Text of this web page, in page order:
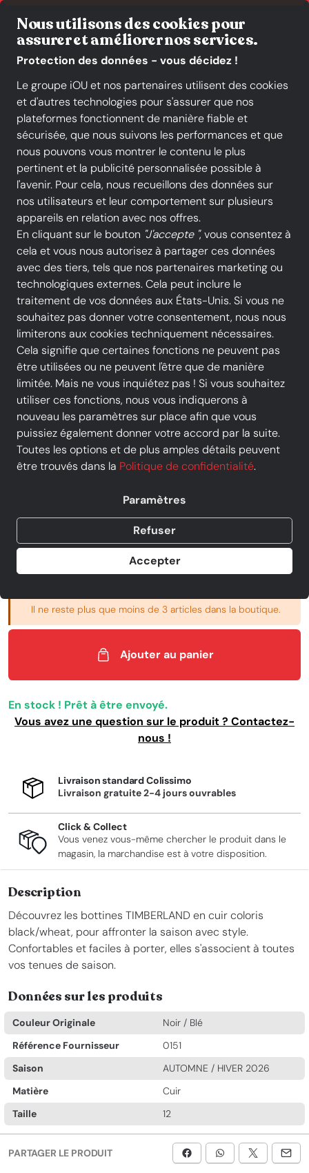
Nous utilisons des cookies pour
assurer et améliorer nos services.
Protection des données - vous décidez !
Le groupe iOU et nos partenaires utilisent des cookies
et d'autres technologies pour s'assurer que nos
plateformes fonctionnent de manière fiable et
sécurisée, que nous suivons les performances et que
nous pouvons vous montrer le contenu le plus
pertinent et la publicité personnalisée possible à
l'avenir. Pour cela, nous recueillons des données sur
nos utilisateurs et leur comportement sur plusieurs
appareils en relation avec nos offres.
En cliquant sur le bouton "J'accepte ", vous consentez à
cela et vous nous autorisez à partager ces données
avec des tiers, tels que nos partenaires marketing ou
technologiques externes. Cela peut inclure le
traitement de vos données aux États-Unis. Si vous ne
souhaitez pas donner votre consentement, nous nous
limiterons aux cookies techniquement nécessaires.
Cela signifie que certaines fonctions ne peuvent pas
être utilisées ou ne peuvent l'être que de manière
limitée. Mais ne vous inquiétez pas ! Si vous souhaitez
utiliser ces fonctions, nous vous indiquerons à
nouveau les paramètres sur place afin que vous
puissiez également donner votre accord par la suite.
Toutes les options et de plus amples détails peuvent
être trouvés dans la Politique de confidentialité.
Paramètres
Refuser
Accepter
Toutes les catégories Nouveautés Promotions
timberland
TIMBERLAND - Boots - SPRINT
TREKKER MID - Noir / Blé
Prix
145,00 € TVA incluse, livraisonGRATUITE
Vendu parChausty Vendenheim
4 offres d' autres commerçants
9 10
Annuler la sélection
Il ne reste plus que moins de 3 articles dans la boutique.
Ajouter au panier
En stock ! Prêt à être envoyé.
Vous avez une question sur le produit ? Contactez-
nous !
Livraison standard Colissimo
Livraison gratuite 2-4 jours ouvrables
Click & Collect
Vous venez vous-même chercher le produit dans le
magasin, la marchandise est à votre disposition.
Description
Découvrez les bottines TIMBERLAND en cuir coloris
black/wheat, pour affronter la saison avec style.
Confortables et faciles à porter, elles s'associent à toutes
vos tenues de saison.
Données sur les produits
Couleur Originale
Noir / Blé
Référence Fournisseur
0151
Saison
AUTOMNE / HIVER 2026
Matière
Cuir
Taille
12
PARTAGER LE PRODUIT